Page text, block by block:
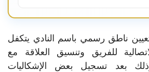
تعيين ناطق رسمي باسم النادي يتكفل
للفريق وتنسيق العلاقة مع
بعد تسجيل بعض الإشكاليات